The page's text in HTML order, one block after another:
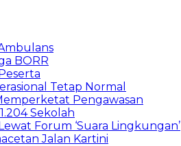
BORR
Tetap Normal
Pengawasan
Sekolah
Forum ‘Suara Lingkungan’
Jalan Kartini